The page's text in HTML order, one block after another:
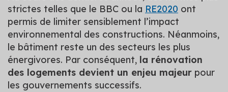
strictes telles que le BBC ou la RE2020 ont
permis de limiter sensiblement l’impact
environnemental des constructions. Néanmoins,
le bâtiment reste un des secteurs les plus
énergivores. Par conséquent, la rénovation
des logements devient un enjeu majeur pour
les gouvernements successifs.